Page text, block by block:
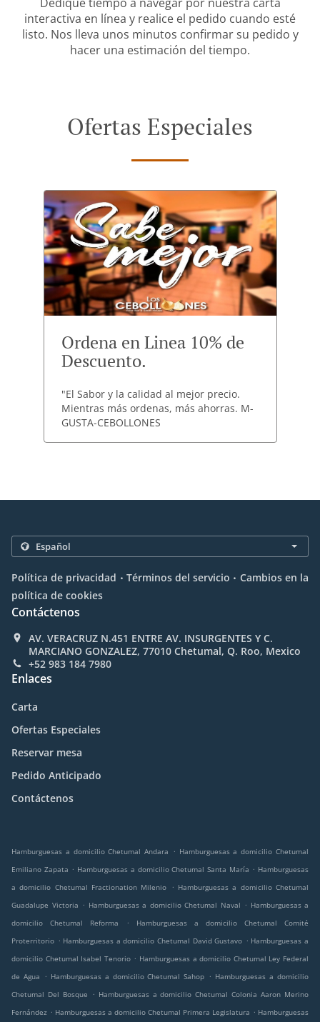
interactiva en línea y realice el pedido cuando esté
listo. Nos lleva unos minutos confirmar su pedido y
hacer una estimación del tiempo.
Ofertas Especiales
Ordena en Linea 10% de
Descuento.
"El Sabor y la calidad al mejor precio.
Mientras más ordenas, más ahorras. M-
GUSTA-CEBOLLONES
Política de privacidad . Términos del servicio . Cambios en la
política de cookies
Contáctenos
AV. VERACRUZ N.451 ENTRE AV. INSURGENTES Y C.
MARCIANO GONZALEZ, 77010 Chetumal, Q. Roo, Mexico
+52 983 184 7980
Enlaces
Carta
Ofertas Especiales
Reservar mesa
Pedido Anticipado
Contáctenos
Hamburguesas a domicilio Chetumal Andara . Hamburguesas a domicilio Chetumal
Emiliano Zapata . Hamburguesas a domicilio Chetumal Santa María . Hamburguesas
a domicilio Chetumal Fractionation Milenio
. Hamburguesas a domicilio Chetumal
Guadalupe Victoria . Hamburguesas a domicilio Chetumal Naval . Hamburguesas a
domicilio Chetumal Reforma
.
Hamburguesas a domicilio Chetumal Comité
Proterritorio . Hamburguesas a domicilio Chetumal David Gustavo . Hamburguesas a
domicilio Chetumal Isabel Tenorio . Hamburguesas a domicilio Chetumal Ley Federal
de Agua
. Hamburguesas a domicilio Chetumal Sahop . Hamburguesas a domicilio
Chetumal Del Bosque
. Hamburguesas a domicilio Chetumal Colonia Aaron Merino
Fernández . Hamburguesas a domicilio Chetumal Primera Legislatura . Hamburguesas